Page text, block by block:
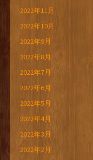
2022年11月
2022年10月
2022年9月
2022年8月
2022年7月
2022年6月
2022年5月
2022年4月
2022年3月
2022年2月